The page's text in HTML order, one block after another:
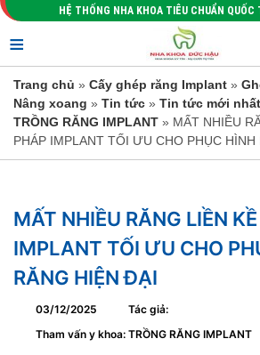
HỆ THỐNG NHA KHOA TIÊU CHUẨN QUỐC
≡
Trang chủ » Cấy ghép răng Implant »
Nâng xoang » Tin tức » Tin tức mới nhất
TRỒNG RĂNG IMPLANT » MẤT NHIỀU
PHÁP IMPLANT TỐI ƯU CHO PHỤC
MẤT NHIỀU RĂNG LIỀN
IMPLANT TỐI ƯU CHO
RĂNG HIỆN ĐẠI
03/12/2025
Tác giả:
Tham vấn y khoa: TRỒNG RĂNG IMPLANT